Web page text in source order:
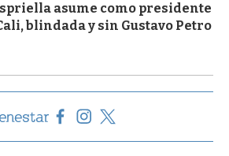
asume como presidente
blindada y sin Gustavo Petro